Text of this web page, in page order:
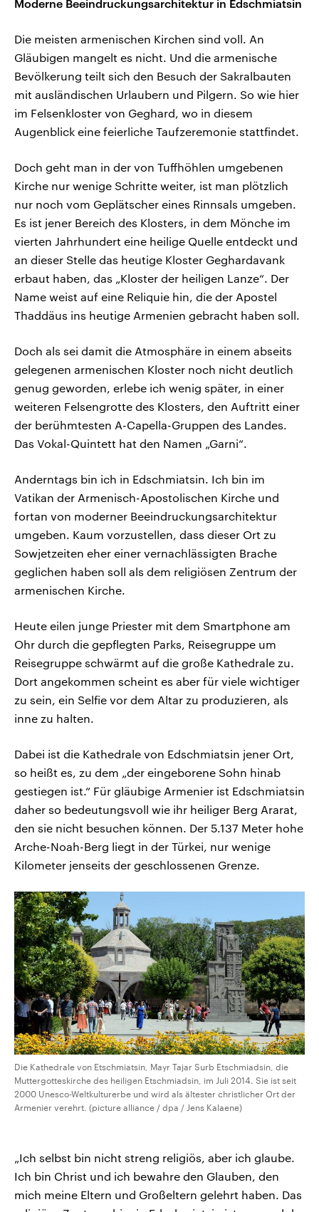
Moderne Beeindruckungsarchitektur in Edschmiatsin
Die meisten armenischen Kirchen sind voll. An
Gläubigen mangelt es nicht. Und die armenische
Bevölkerung teilt sich den Besuch der Sakralbauten
mit ausländischen Urlaubern und Pilgern. So wie hier
im Felsenkloster von Geghard, wo in diesem
Augenblick eine feierliche Taufzeremonie stattfindet.
Doch geht man in der von Tuffhöhlen umgebenen
Kirche nur wenige Schritte weiter, ist man plötzlich
nur noch vom Geplätscher eines Rinnsals umgeben.
Es ist jener Bereich des Klosters, in dem Mönche im
vierten Jahrhundert eine heilige Quelle entdeckt und
an dieser Stelle das heutige Kloster Geghardavank
erbaut haben, das „Kloster der heiligen Lanze“. Der
Name weist auf eine Reliquie hin, die der Apostel
Thaddäus ins heutige Armenien gebracht haben soll.
Doch als sei damit die Atmosphäre in einem abseits
gelegenen armenischen Kloster noch nicht deutlich
genug geworden, erlebe ich wenig später, in einer
weiteren Felsengrotte des Klosters, den Auftritt einer
der berühmtesten A-Capella-Gruppen des Landes.
Das Vokal-Quintett hat den Namen „Garni“.
Anderntags bin ich in Edschmiatsin. Ich bin im
Vatikan der Armenisch-Apostolischen Kirche und
fortan von moderner Beeindruckungsarchitektur
umgeben. Kaum vorzustellen, dass dieser Ort zu
Sowjetzeiten eher einer vernachlässigten Brache
geglichen haben soll als dem religiösen Zentrum der
armenischen Kirche.
Heute eilen junge Priester mit dem Smartphone am
Ohr durch die gepflegten Parks, Reisegruppe um
Reisegruppe schwärmt auf die große Kathedrale zu.
Dort angekommen scheint es aber für viele wichtiger
zu sein, ein Selfie vor dem Altar zu produzieren, als
inne zu halten.
Dabei ist die Kathedrale von Edschmiatsin jener Ort,
so heißt es, zu dem „der eingeborene Sohn hinab
gestiegen ist.“ Für gläubige Armenier ist Edschmiatsin
daher so bedeutungsvoll wie ihr heiliger Berg Ararat,
den sie nicht besuchen können. Der 5.137 Meter hohe
Arche-Noah-Berg liegt in der Türkei, nur wenige
Kilometer jenseits der geschlossenen Grenze.
Die Kathedrale von Etschmiatsin, Mayr Tajar Surb Etschmiadsin, die
Muttergotteskirche des heiligen Etschmiadsin, im Juli 2014. Sie ist seit
2000 Unesco-Weltkulturerbe und wird als ältester christlicher Ort der
Armenier verehrt. (picture alliance / dpa / Jens Kalaene)
„Ich selbst bin nicht streng religiös, aber ich glaube.
Ich bin Christ und ich bewahre den Glauben, den
mich meine Eltern und Großeltern gelehrt haben. Das